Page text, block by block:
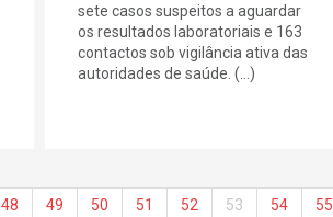
sete casos suspeitos a aguardar
os resultados laboratoriais e 163
contactos sob vigilância ativa das
autoridades de saúde. (...)
48 49 50 51 52 53 54 55